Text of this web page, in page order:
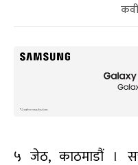
५ जेठ, काठमाडौं ।